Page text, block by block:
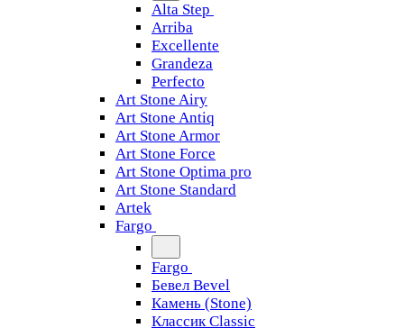
Alta Step
Arriba
Excellente
Grandeza
Perfecto
Art Stone Airy
Art Stone Antiq
Art Stone Armor
Art Stone Force
Art Stone Optima pro
Art Stone Standard
Artek
Fargo
Fargo
Бевел Bevel
Камень (Stone)
Классик Classic